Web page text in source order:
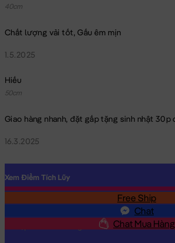
40cm
Chất lượng vải tốt, Gấu êm mịn
1.5.2025
Hiếu
50cm
Giao hàng nhanh, đặt gấp tặng sinh nhật 30p
16.3.2025
Free Ship
Chat
Chat Mua Hàng
Xem Điểm Tích Lũy